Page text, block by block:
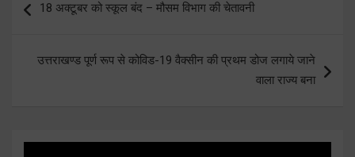
navigation
18 अक्टूबर को स्कूल बंद – मौसम विभाग की चेतावनी
उत्तराखण्ड पूर्ण रूप से कोविड-19 वैक्सीन की प्रथम डोज लगाये जाने
वाला राज्य बना